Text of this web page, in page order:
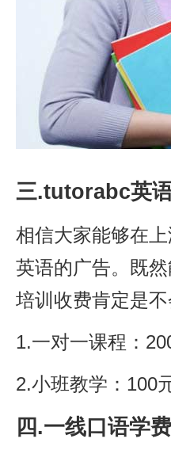
三.tutorabc英
相信大家能够在
英语的广告。既
培训收费肯定是
1.一对一课程：
2.小班教学：100
四.一线口语学